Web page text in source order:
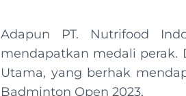
Adapun PT. Nutrifood
mendapatkan medali perak.
Utama, yang berhak
Badminton Open 2023.